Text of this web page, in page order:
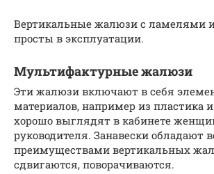
Вертикальные жалюзи с ламелями
просты в эксплуатации.
Мультифактурные жалюзи
Эти жалюзи включают в себя
материалов, например из пластика
хорошо выглядят в кабинете
руководителя. Занавески обладают
преимуществами вертикальных
сдвигаются, поворачиваются.